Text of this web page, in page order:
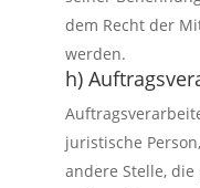
dem Recht der
werden.
h)
juristische
andere Stelle,